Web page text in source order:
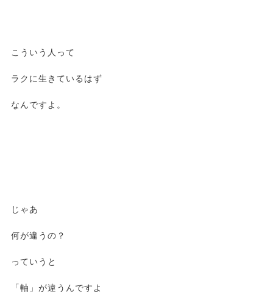
こういう人って
ラクに生きているはず
なんですよ。
じゃあ
何が違うの？
っていうと
「軸」が違うんですよ